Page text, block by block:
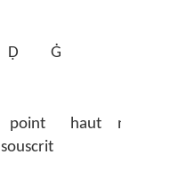
Ḍ Ġ
point
souscrit
haut
nasale